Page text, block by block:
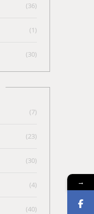
(36)
(1)
(30)
(7)
(23)
(30)
(4)
(40)
→